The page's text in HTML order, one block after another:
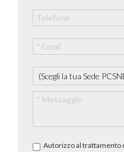
Autorizzo al trattamento